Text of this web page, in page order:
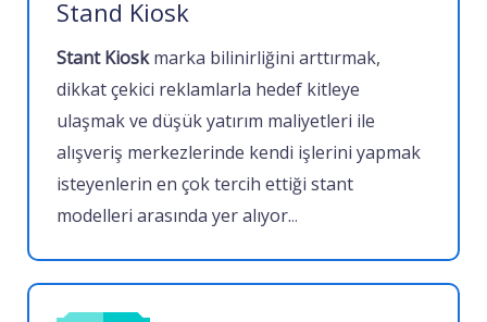
Stand Kiosk
Stant Kioskmarka bilinirliğini arttırmak,
dikkat çekici reklamlarla hedef kitleye
ulaşmak ve düşük yatırım maliyetleri ile
alışveriş merkezlerinde kendi işlerini yapmak
isteyenlerin en çok tercih ettiği stant
modelleri arasında yer alıyor...